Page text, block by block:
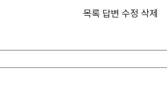
목록 답변 수정 삭제